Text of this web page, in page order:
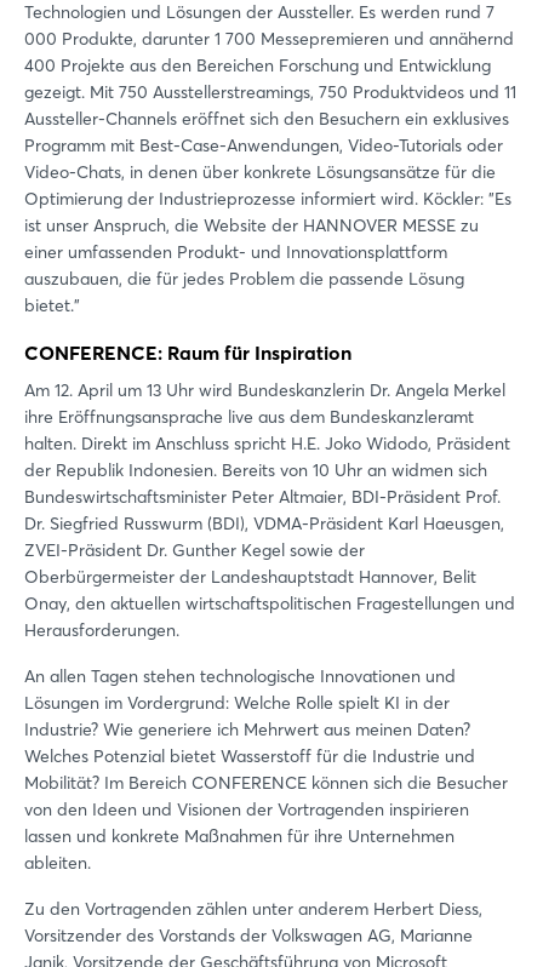
Technologien und Lösungen der Aussteller. Es werden rund 7
000 Produkte, darunter 1 700 Messepremieren und annähernd
400 Projekte aus den Bereichen Forschung und Entwicklung
gezeigt. Mit 750 Ausstellerstreamings, 750 Produktvideos und 11
Aussteller-Channels eröffnet sich den Besuchern ein exklusives
Programm mit Best-Case-Anwendungen, Video-Tutorials oder
Video-Chats, in denen über konkrete Lösungsansätze für die
Optimierung der Industrieprozesse informiert wird. Köckler: "Es
ist unser Anspruch, die Website der HANNOVER MESSE zu
einer umfassenden Produkt- und Innovationsplattform
auszubauen, die für jedes Problem die passende Lösung
bietet."
CONFERENCE: Raum für Inspiration
Am 12. April um 13 Uhr wird Bundeskanzlerin Dr. Angela Merkel
ihre Eröffnungsansprache live aus dem Bundeskanzleramt
halten. Direkt im Anschluss spricht H.E. Joko Widodo, Präsident
der Republik Indonesien. Bereits von 10 Uhr an widmen sich
Bundeswirtschaftsminister Peter Altmaier, BDI-Präsident Prof.
Dr. Siegfried Russwurm (BDI), VDMA-Präsident Karl Haeusgen,
ZVEI-Präsident Dr. Gunther Kegel sowie der
Oberbürgermeister der Landeshauptstadt Hannover, Belit
Onay, den aktuellen wirtschaftspolitischen Fragestellungen und
Herausforderungen.
An allen Tagen stehen technologische Innovationen und
Lösungen im Vordergrund: Welche Rolle spielt KI in der
Industrie? Wie generiere ich Mehrwert aus meinen Daten?
Welches Potenzial bietet Wasserstoff für die Industrie und
Mobilität? Im Bereich CONFERENCE können sich die Besucher
von den Ideen und Visionen der Vortragenden inspirieren
lassen und konkrete Maßnahmen für ihre Unternehmen
ableiten.
Zu den Vortragenden zählen unter anderem Herbert Diess,
Vorsitzender des Vorstands der Volkswagen AG, Marianne
Janik, Vorsitzende der Geschäftsführung von Microsoft